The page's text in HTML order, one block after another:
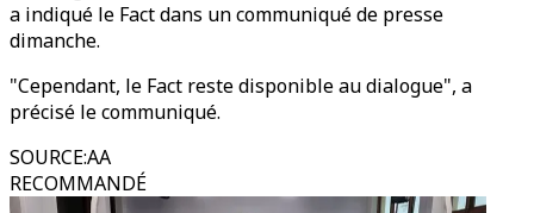
a indiqué le Fact dans un communiqué de presse
dimanche.
"Cependant, le Fact reste disponible au dialogue", a
précisé le communiqué.
SOURCE:AA
RECOMMANDÉ